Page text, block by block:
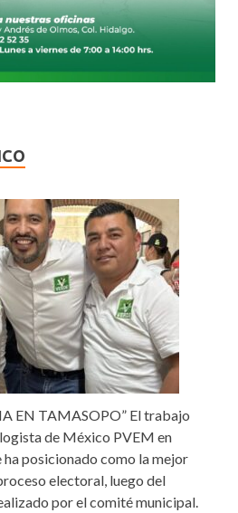
EN TAMASOPO” El trabajo
de México PVEM en
ha posicionado como la mejor
electoral, luego del
por el comité municipal.